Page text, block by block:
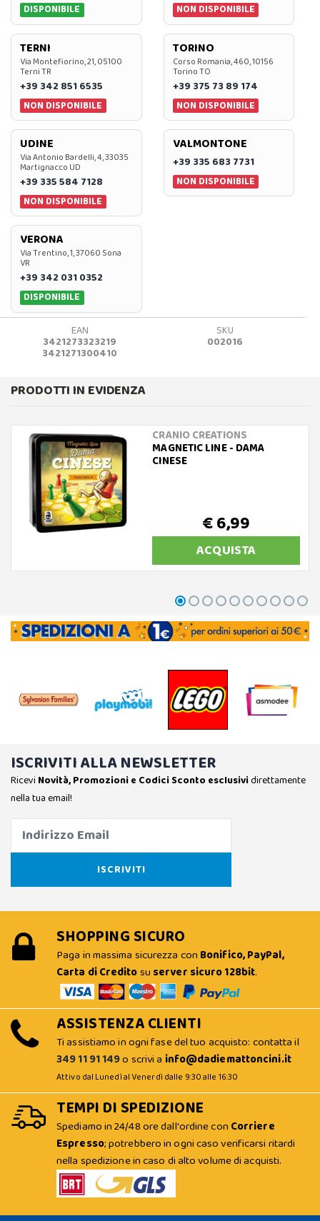
DISPONIBILE NON DISPONIBILE
TERNI
Via Montefiorino, 21, 05100
Terni TR
+39 342 851 6535
NON DISPONIBILE
TORINO
Corso Romania, 460, 10156
Torino TO
+39 375 73 89 174
NON DISPONIBILE
UDINE
Via Antonio Bardelli, 4, 33035
Martignacco UD
+39 335 584 7128
NON DISPONIBILE
VALMONTONE
+39 335 683 7731
NON DISPONIBILE
VERONA
Via Trentino, 1, 37060 Sona
VR
+39 342 031 0352
DISPONIBILE
EAN
3421273323219
3421271300410
SKU
002016
PRODOTTI IN EVIDENZA
CRANIO CREATIONS
MAGNETIC LINE - DAMA
CINESE
€ 6,99
ACQUISTA
ISCRIVITI ALLA NEWSLETTER
Ricevi Novità, Promozioni e Codici Sconto esclusividirettamente
nella tua email!
SHOPPING SICURO
Paga in massima sicurezza con Bonifico, PayPal,
Carta di Creditosu server sicuro 128bit.
ASSISTENZA CLIENTI
Ti assistiamo in ogni fase del tuo acquisto: contatta il
349 11 91 149o scrivi a info@dadiemattoncini.it
Attivo dal Lunedì al Venerdì dalle 9:30 alle 16:30
TEMPI DI SPEDIZIONE
Spediamo in 24/48 ore dall'ordine con Corriere
Espresso; potrebbero in ogni caso verificarsi ritardi
nella spedizione in caso di alto volume di acquisti.